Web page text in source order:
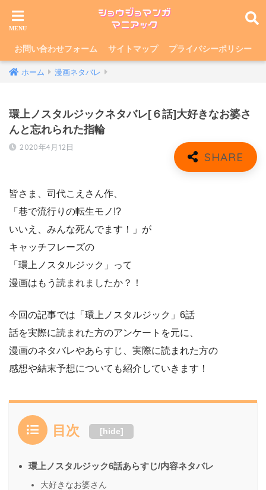
お問い合わせフォーム サイトマップ プライバシーポリシー
ホーム 漫画ネタバレ
環上ノスタルジックネタバレ[６話]大好きなお婆さ
んと忘れられた指輪
2020年4月12日
皆さま、司代こえさん作、
「巷で流行りの転生モノ!?
いいえ、みんな死んでます！」が
キャッチフレーズの
「環上ノスタルジック」って
漫画はもう読まれましたか？！
今回の記事では「環上ノスタルジック」6話
話を実際に読まれた方のアンケートを元に、
漫画のネタバレやあらすじ、実際に読まれた方の
感想や結末予想についても紹介していきます！
目次 [hide]
環上ノスタルジック6話あらすじ/内容ネタバレ
大好きなお婆さん